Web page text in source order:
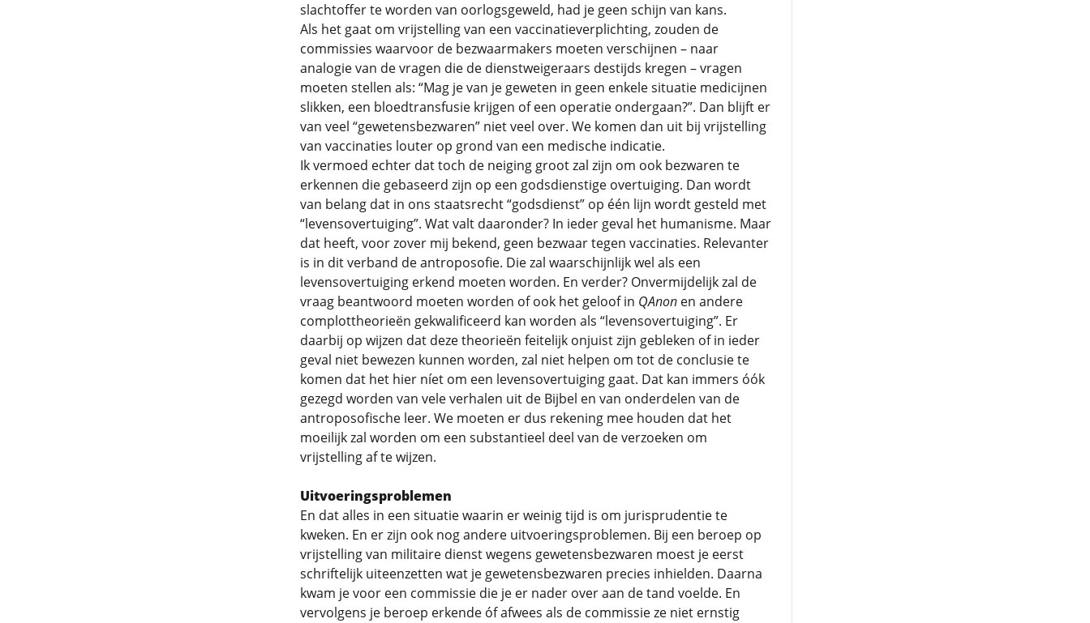
slachtoffer te worden van oorlogsgeweld, had je geen schijn van kans.
Als het gaat om vrijstelling van een vaccinatieverplichting, zouden de
commissies waarvoor de bezwaarmakers moeten verschijnen – naar
analogie van de vragen die de dienstweigeraars destijds kregen – vragen
moeten stellen als: “Mag je van je geweten in geen enkele situatie medicijnen
slikken, een bloedtransfusie krijgen of een operatie ondergaan?”. Dan blijft er
van veel “gewetensbezwaren” niet veel over. We komen dan uit bij vrijstelling
van vaccinaties louter op grond van een medische indicatie.
Ik vermoed echter dat toch de neiging groot zal zijn om ook bezwaren te
erkennen die gebaseerd zijn op een godsdienstige overtuiging. Dan wordt
van belang dat in ons staatsrecht “godsdienst” op één lijn wordt gesteld met
“levensovertuiging”. Wat valt daaronder? In ieder geval het humanisme. Maar
dat heeft, voor zover mij bekend, geen bezwaar tegen vaccinaties. Relevanter
is in dit verband de antroposofie. Die zal waarschijnlijk wel als een
levensovertuiging erkend moeten worden. En verder? Onvermijdelijk zal de
vraag beantwoord moeten worden of ook het geloof in QAnonen andere
complottheorieën gekwalificeerd kan worden als “levensovertuiging”. Er
daarbij op wijzen dat deze theorieën feitelijk onjuist zijn gebleken of in ieder
geval niet bewezen kunnen worden, zal niet helpen om tot de conclusie te
komen dat het hier níet om een levensovertuiging gaat. Dat kan immers óók
gezegd worden van vele verhalen uit de Bijbel en van onderdelen van de
antroposofische leer. We moeten er dus rekening mee houden dat het
moeilijk zal worden om een substantieel deel van de verzoeken om
vrijstelling af te wijzen.
Uitvoeringsproblemen
En dat alles in een situatie waarin er weinig tijd is om jurisprudentie te
kweken. En er zijn ook nog andere uitvoeringsproblemen. Bij een beroep op
vrijstelling van militaire dienst wegens gewetensbezwaren moest je eerst
schriftelijk uiteenzetten wat je gewetensbezwaren precies inhielden. Daarna
kwam je voor een commissie die je er nader over aan de tand voelde. En
vervolgens je beroep erkende óf afwees als de commissie ze niet ernstig